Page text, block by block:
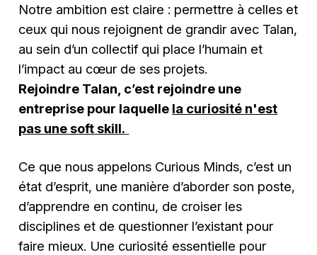
Notre ambition est claire : permettre à celles et
ceux qui nous rejoignent de grandir avec Talan,
au sein d’un collectif qui place l’humain et
l’impact au cœur de ses projets.
Rejoindre Talan, c’est rejoindre une
entreprise pour laquelle la curiosité n'est
pas une soft skill.
Ce que nous appelons Curious Minds, c’est un
état d’esprit, une manière d’aborder son poste,
d’apprendre en continu, de croiser les
disciplines et de questionner l’existant pour
faire mieux. Une curiosité essentielle pour